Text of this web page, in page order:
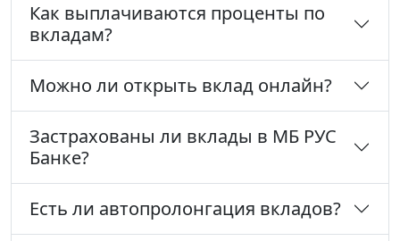
Как выплачиваются проценты по
вкладам?
Можно ли открыть вклад онлайн?
Застрахованы ли вклады в МБ РУС
Банке?
Есть ли автопролонгация вкладов?